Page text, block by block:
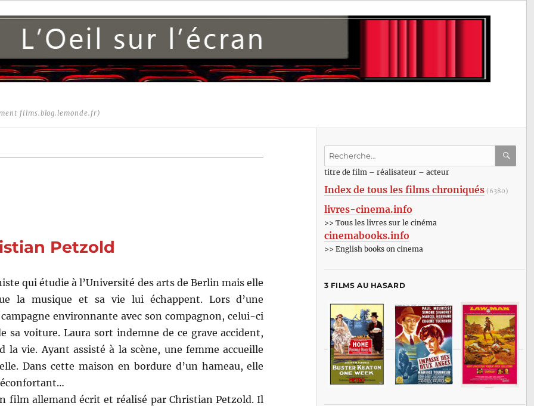
films.blog.lemonde.fr)
Petzold
qui étudie à l’Université des arts de Berlin mais elle
la musique et sa vie lui échappent. Lors d’une
environnante avec son compagnon, celui-ci
sa voiture. Laura sort indemne de ce grave accident,
la vie. Ayant assisté à la scène, une femme accueille
Dans cette maison en bordure d’un hameau, elle
film allemand écrit et réalisé par Christian Petzold. Il
Recherche
:titre de film – réalisateur – acteur
Index de tous les films chroniqués (6380)
livres-cinema.info
>> Tous les livres sur le cinéma
cinemabooks.info
>> English books on cinema
3 FILMS AU HASARD